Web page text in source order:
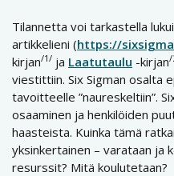
Tilannetta voi tarkastella
artikkelieni (https://
kirjan/1/ ja Laatutaulu -kirjan/
viestittiin. Six Sigman osalta
tavoitteelle ”naureskeltiin”.
osaaminen ja henkilöiden
haasteista. Kuinka tämä
yksinkertainen – varataan ja
resurssit? Mitä koulutetaan?